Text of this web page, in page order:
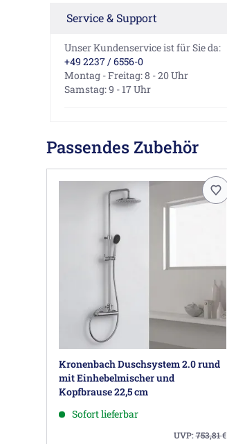
Service & Support
Unser Kundenservice ist für Sie da:
+49 2237 / 6556-0
Montag - Freitag: 8 - 20 Uhr
Samstag: 9 - 17 Uhr
Passendes Zubehör
Kronenbach Duschsystem 2.0 rund
mit Einhebelmischer und
Kopfbrause 22,5 cm
Sofort lieferbar
UVP:753,81€